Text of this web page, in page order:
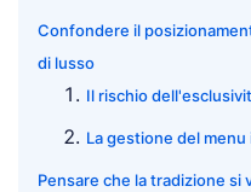
Confondere il
di lusso
Il rischio
La gestione del
Pensare che la tradizione si